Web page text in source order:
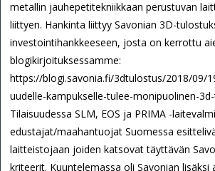
metallin jauhepetitekniikkaan perustuvan
liittyen. Hankinta liittyy Savonian 3D-
investointihankkeeseen, josta on kerrottu
blogikirjoituksessamme:
https://blogi.savonia.fi/3dtulostus/2018/09/
uudelle-kampukselle-tulee-monipuolinen-
Tilaisuudessa SLM, EOS ja PRIMA -
edustajat/maahantuojat Suomessa
laitteistojaan joiden katsovat täyttävän
kriteerit. Kuuntelemassa oli Savonian lisäksi